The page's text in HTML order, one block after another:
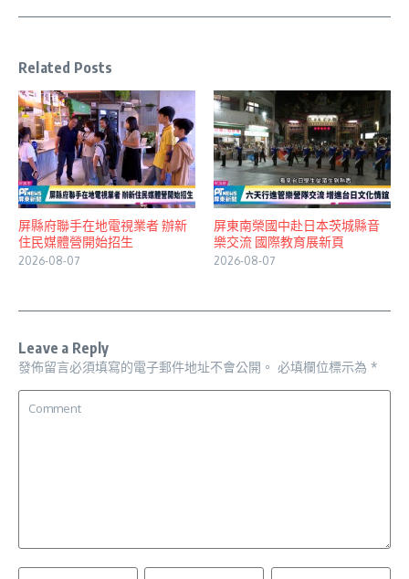
Related Posts
屏縣府聯手在地電視業者 辦新
住民媒體營開始招生
2026-08-07
屏東南榮國中赴日本茨城縣音
樂交流 國際教育展新頁
2026-08-07
Leave a Reply
發佈留言必須填寫的電子郵件地址不會公開。 必填欄位標示為 *